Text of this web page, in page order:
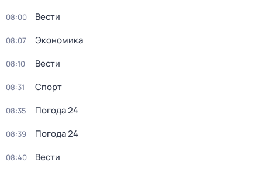
08:00 Вести
08:07 Экономика
08:10 Вести
08:31 Спорт
08:35 Погода 24
08:39 Погода 24
08:40 Вести